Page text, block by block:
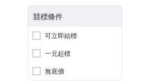
競標條件
可立即結標
一元起標
無底價